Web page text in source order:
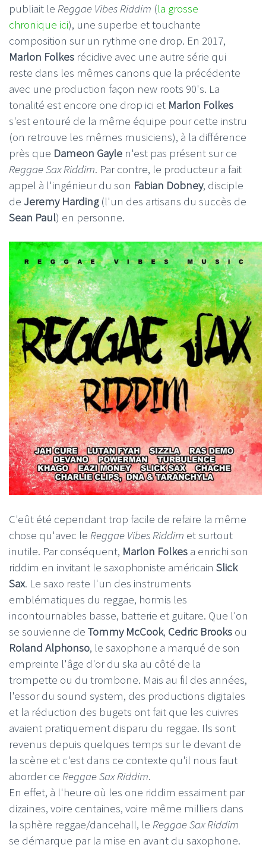
publiait le Reggae Vibes Riddim (la grosse
chronique ici), une superbe et touchante
composition sur un rythme one drop. En 2017,
Marlon Folkes récidive avec une autre série qui
reste dans les mêmes canons que la précédente
avec une production façon new roots 90's. La
tonalité est encore one drop ici et Marlon Folkes
s'est entouré de la même équipe pour cette instru
(on retrouve les mêmes musiciens), à la différence
près que Dameon Gayle n'est pas présent sur ce
Reggae SaxRiddim. Par contre, le producteur a fait
appel à l'ingénieur du son Fabian Dobney, disciple
de Jeremy Harding(l'un des artisans du succès de
Sean Paul) en personne.
C'eût été cependant trop facile de refaire la même
chose qu'avec le Reggae Vibes Riddim et surtout
inutile. Par conséquent, Marlon Folkes a enrichi son
riddim en invitant le saxophoniste américain Slick
Sax. Le saxo reste l'un des instruments
emblématiques du reggae, hormis les
incontournables basse, batterie et guitare. Que l'on
se souvienne de Tommy McCook, Cedric Brooks ou
Roland Alphonso, le saxophone a marqué de son
empreinte l'âge d'or du ska au côté de la
trompette ou du trombone. Mais au fil des années,
l'essor du sound system, des productions digitales
et la réduction des bugets ont fait que les cuivres
avaient pratiquement disparu du reggae. Ils sont
revenus depuis quelques temps sur le devant de
la scène et c'est dans ce contexte qu'il nous faut
aborder ce ReggaeSax Riddim.
En effet, à l'heure où les one riddim essaiment par
dizaines, voire centaines, voire même milliers dans
la sphère reggae/dancehall, le Reggae Sax Riddim
se démarque par la mise en avant du saxophone.